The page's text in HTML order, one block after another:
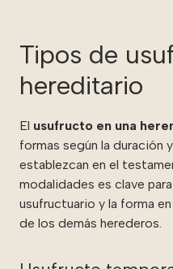
Tipos de
hereditario
El usufructo en una
formas según la duración
establezcan en el
modalidades es clave
usufructuario y la forma
de los demás herederos.